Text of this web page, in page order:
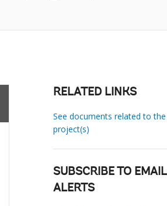
RELATED LINKS
See documents related to the
project(s)
SUBSCRIBE TO EMAIL
ALERTS